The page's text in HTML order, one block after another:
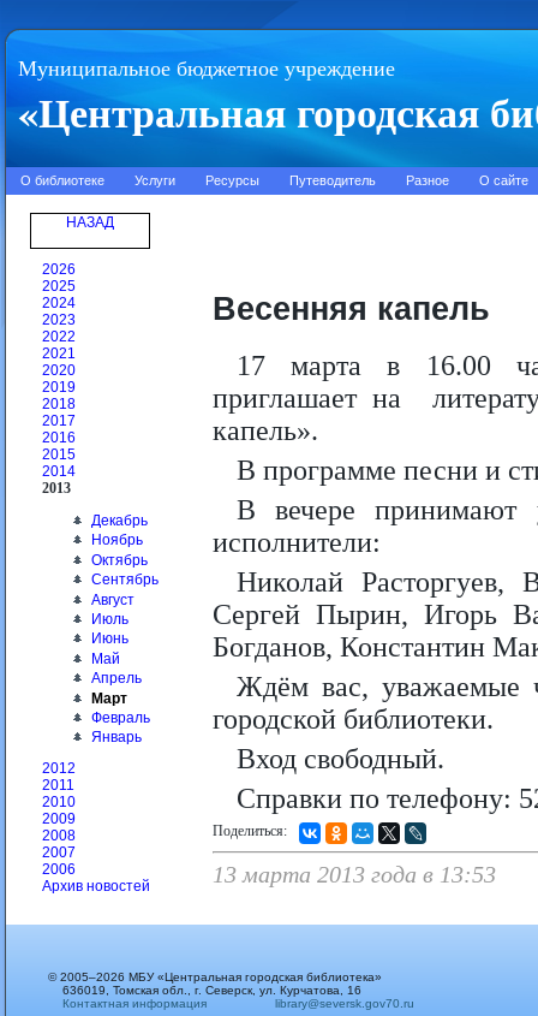
Муниципальное бюджетное учреждение
«Центральная городская
О библиотеке Услуги Ресурсы Путеводитель Разное О сайте
НАЗАД
2026
2025
2024
2023
2022
2021
2020
2019
2018
2017
2016
2015
2014
2013
Декабрь
Ноябрь
Октябрь
Сентябрь
Август
Июль
Июнь
Май
Апрель
Март
Февраль
Январь
2012
2011
2010
2009
2008
2007
2006
Архив новостей
Весенняя капель
17 марта в 16.00
приглашает на
капель».
В программе песни и
В вечере принимают
исполнители:
Николай Расторгуев,
Сергей Пырин, Игорь
Богданов, Константин
Ждём вас, уважаемые
городской библиотеки.
Вход свободный.
Справки по
Поделиться:
13 марта 2013 года в 13:53
© 2005–2026 МБУ «Центральная городская библиотека»
636019, Томская обл., г. Северск, ул. Курчатова, 16
Контактная информация
library@seversk.gov70.ru